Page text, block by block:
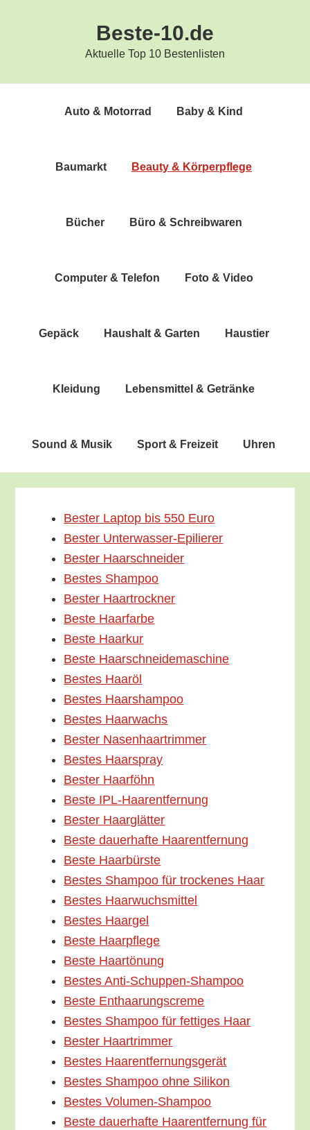
Beste-10.de
Aktuelle Top 10 Bestenlisten
Auto & Motorrad Baby & Kind
Bau­markt Beau­ty & Körperpflege
Bücher Büro & Schreibwaren
Com­pu­ter & Telefon Foto & Video
Gepäck Haus­halt & Garten Haus­tier
Klei­dung Lebens­mit­tel & Getränke
Sound & Musik Sport & Freizeit Uhren
Bes­ter Lap­top bis 550 Euro
Bes­ter Unterwasser-Epilierer
Bes­ter Haarschneider
Bes­tes Shampoo
Bes­ter Haartrockner
Bes­te Haarfarbe
Bes­te Haarkur
Bes­te Haarschneidemaschine
Bes­tes Haaröl
Bes­tes Haarshampoo
Bes­tes Haarwachs
Bes­ter Nasenhaartrimmer
Bes­tes Haarspray
Bes­ter Haarföhn
Bes­te IPL-Haarentfernung
Bes­ter Haarglätter
Bes­te dau­er­haf­te Haarentfernung
Bes­te Haarbürste
Bes­tes Sham­poo für tro­cke­nes Haar
Bes­tes Haarwuchsmittel
Bes­tes Haargel
Bes­te Haarpflege
Bes­te Haartönung
Bes­tes Anti-Schuppen-Shampoo
Bes­te Enthaarungscreme
Bes­tes Sham­poo für fet­ti­ges Haar
Bes­ter Haartrimmer
Bes­tes Haarentfernungsgerät
Bes­tes Sham­poo ohne Silikon
Bes­tes Volumen-Shampoo
Bes­te dau­er­haf­te Haar­ent­fer­nung für